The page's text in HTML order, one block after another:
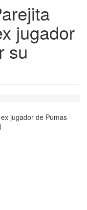
jugador
su